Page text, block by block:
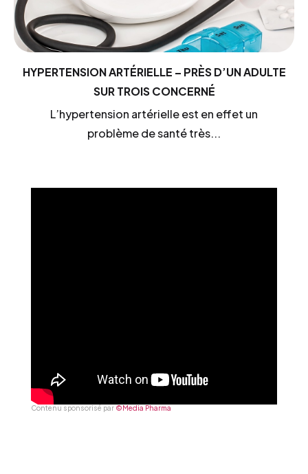
HYPERTENSION ARTÉRIELLE – PRÈS D’UN ADULTE
SUR TROIS CONCERNÉ
L’hypertension artérielle est en effet un
problème de santé très...
Contenu sponsorisé par ©Media Pharma